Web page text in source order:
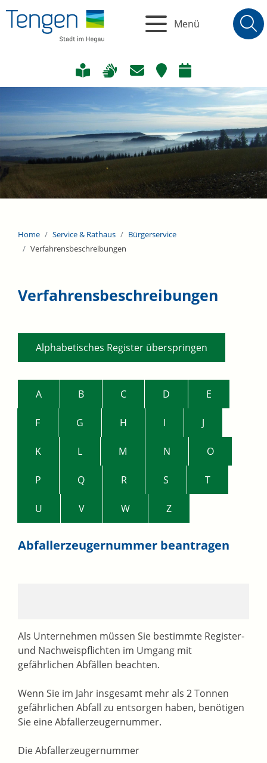
Menü
Home Service & Rathaus
Bürgerservice
Verfahrensbeschreibungen
Verfahrensbeschreibungen
Alphabetisches Register überspringen
A B C D E
F G H I J
K L M N O
P Q R S T
U V W Z
Abfallerzeugernummer beantragen
Als Unternehmen müssen Sie bestimmte Register-
und Nachweispflichten im Umgang mit
gefährlichen Abfällen beachten.
Wenn Sie im Jahr insgesamt mehr als 2 Tonnen
gefährlichen Abfall zu entsorgen haben, benötigen
Sie eine Abfallerzeugernummer.
Die Abfallerzeugernummer